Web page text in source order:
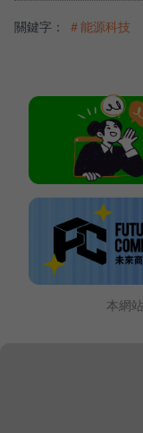
關鍵字： ＃能源科技
本網